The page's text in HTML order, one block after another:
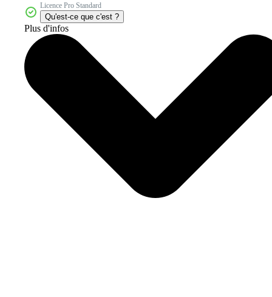
Licence Pro Standard
Qu'est-ce que c'est ?
Plus d'infos